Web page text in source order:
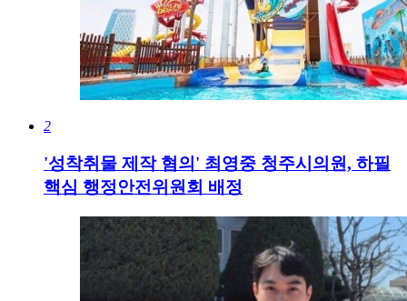
2
'성착취물 제작 혐의' 최영중 청주시의원, 하필
핵심 행정안전위원회 배정